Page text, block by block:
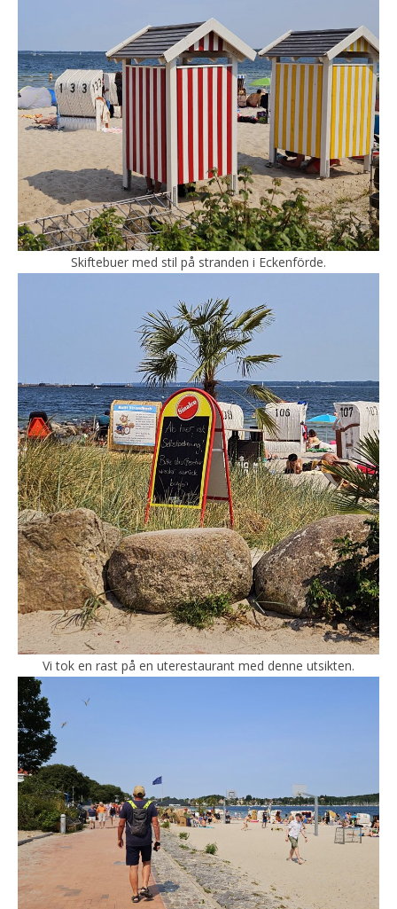
Skiftebuer med stil på stranden i Eckenförde.
Vi tok en rast på en uterestaurant med denne utsikten.